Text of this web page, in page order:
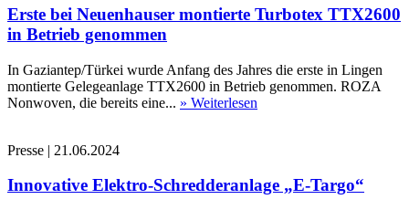
Erste bei Neuenhauser montierte Turbotex TTX2600
in Betrieb genommen
In Gaziantep/Türkei wurde Anfang des Jahres die erste in Lingen
montierte Gelegeanlage TTX2600 in Betrieb genommen. ROZA
Nonwoven, die bereits eine... » Weiterlesen
Presse | 21.06.2024
Innovative Elektro-Schredderanlage „E-Targo“